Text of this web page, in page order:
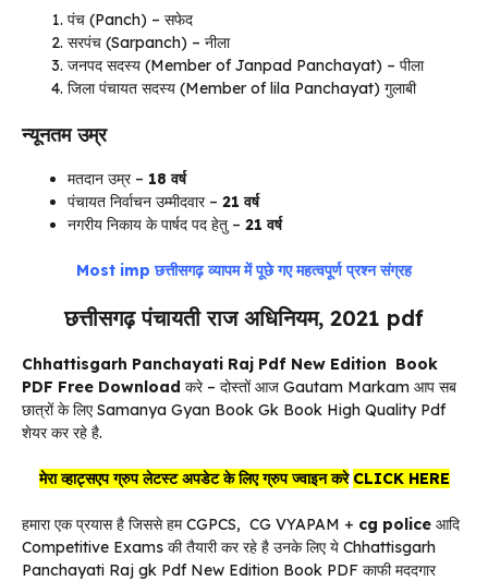
पंच (Panch) – सफेद
सरपंच (Sarpanch) – नीला
जनपद सदस्य (Member of Janpad Panchayat) – पीला
जिला पंचायत सदस्य (Member of lila Panchayat) गुलाबी
न्यूनतम उम्र
मतदान उम्र – 18 वर्ष
पंचायत निर्वाचन उम्मीदवार – 21 वर्ष
नगरीय निकाय के पार्षद पद हेतु – 21 वर्ष
Most imp छत्तीसगढ़ व्यापम में पूछे गए महत्वपूर्ण प्रश्न संग्रह
छत्तीसगढ़ पंचायती राज अधिनियम, 2021 pdf
Chhattisgarh Panchayati Raj Pdf New Edition Book
PDF Free Download करे – दोस्तों आज Gautam Markam आप सब
छात्रों के लिए Samanya Gyan Book Gk Book High Quality Pdf
शेयर कर रहे है.
मेरा व्हाट्सएप ग्रुप लेटस्ट अपडेट के लिए ग्रुप ज्वाइन करे CLICK HERE
हमारा एक प्रयास है जिससे हम CGPCS, CG VYAPAM + cg police आदि
Competitive Exams की तैयारी कर रहे है उनके लिए ये Chhattisgarh
Panchayati Raj gk Pdf New Edition Book PDF काफी मददगार